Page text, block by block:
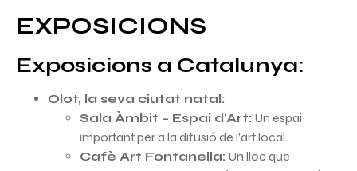
EXPOSICIONS
Exposicions a Catalunya:
Olot, la seva ciutat natal:
Sala Àmbit – Espai d’Art: Un espai
important per a la difusió de l’art local.
Cafè Art Fontanella: Un lloc que